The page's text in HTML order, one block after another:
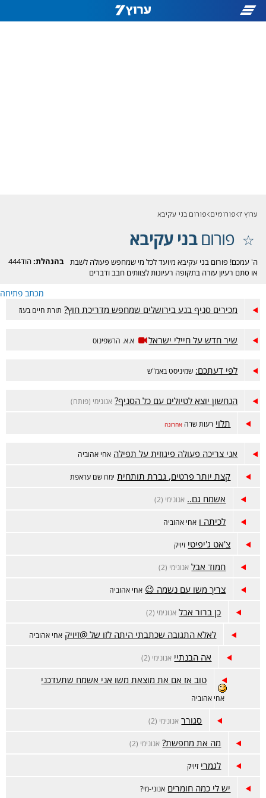
ערוץ 7 פורומים פורום בני עקיבא
פורוםבני עקיבא
בהנהלת:הוד444
ה' עמכם! פורום בני עקיבא מיועד לכל מי שמחפש פעולה לשבת
או סתם רעיון עזרה בתקופה רעיונות לצוותים חבב ודברים
מכתב פתיחה
מכירים סניף בנע בירושלים שמחפש מדריכת חוץ? תורת חיים בעiז
שיר חדש על חיילי ישראל א.א. הרשפינוס
לפי דעתכם: שמיניסט באמ"ש
הנחשון יוצא לטיולים עם כל הסניף? אנונימי (פותח)
תלוי רעות שרה אחרונה
אני צריכה פעולה פיגוזית על תפילה אחי אהוביה
קצת יותר פרטים, גברת תותחית ימח שם עראפת
אשמח גם.. אנונימי (2)
לכיתה ו אחי אהוביה
צ'אט ג'יפיטי זיויק
חמוד אבל אנונימי (2)
צריך משו עם נשמה 😉 אחי אהוביה
כן ברור אבל אנונימי (2)
לאלא התגובה שכתבתי היתה לזו של @זיויק אחי אהוביה
אה הבנתיי אנונימי (2)
טוב אז אם את מוצאת משו אני אשמח שתעדכני
אחי אהוביה
סגורר אנונימי (2)
מה את מחפשת? אנונימי (2)
לגמרי זיויק
יש לי כמה חומרים אנוני-מי?